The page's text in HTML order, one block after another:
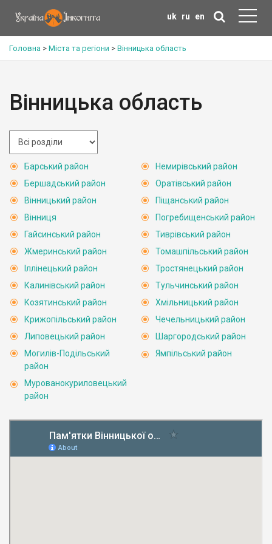
uk ru en
Головна > Міста та регіони > Вінницька область
Вінницька область
Барський район
Бершадський район
Вінницький район
Вінниця
Гайсинський район
Жмеринський район
Іллінецький район
Калинівський район
Козятинський район
Крижопільський район
Липовецький район
Могилів-Подільський
район
Мурованокуриловецький
район
Немирівський район
Оратівський район
Піщанський район
Погребищенський район
Тиврівський район
Томашпільський район
Тростянецький район
Тульчинський район
Хмільницький район
Чечельницький район
Шаргородський район
Ямпільський район